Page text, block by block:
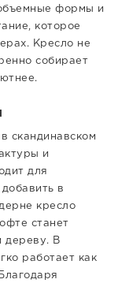
формы и
которое
Кресло не
собирает
скандинавском
и
для
в
кресло
станет
дереву. В
работает как